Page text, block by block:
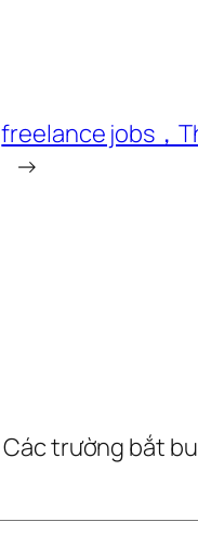
freelance jobs，
→
Các trường bắt